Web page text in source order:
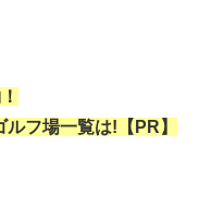
フ場一覧は!【PR】